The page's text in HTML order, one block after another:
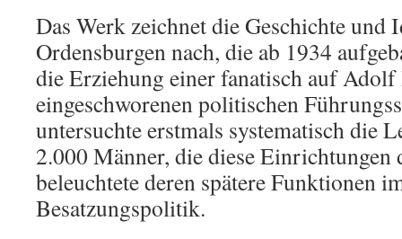
Das Werk zeichnet die Geschichte und
Ordensburgen nach, die ab 1934
die Erziehung einer fanatisch auf
eingeschworenen politischen
untersuchte erstmals systematisch die
2.000 Männer, die diese Einrichtungen
beleuchtete deren spätere Funktionen
Besatzungspolitik.